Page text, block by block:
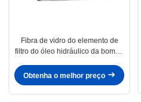
Fibra de vidro do elemento de
filtro do óleo hidráulico da bomba
Obtenha o melhor preço